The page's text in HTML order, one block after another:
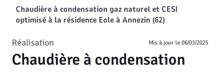
Chaudière à condensation gaz naturel et CESI
optimisé à la résidence Eole à Annezin (62)
Chaudière à condensation
Réalisation Mis à jour le06/03/2025